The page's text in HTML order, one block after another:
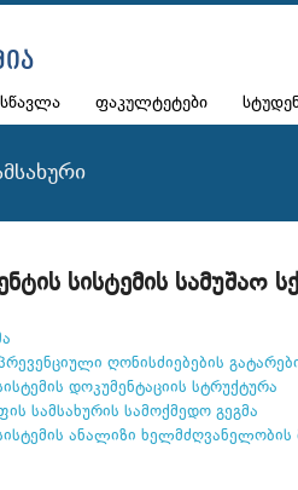
სწავლა ფაკულტეტები
სისტემის სამუშაო
ღონისძიებების
დოკუმენტაციის სტრუქტურა
სამსახურის სამოქმედო გეგმა
ანალიზი ხელმძღვანელობის